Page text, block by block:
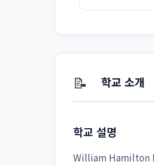
📝 학교 소개
학교 설명
William Hamilton